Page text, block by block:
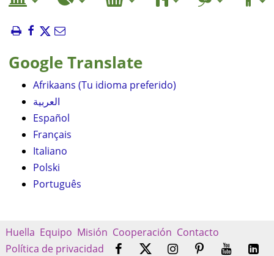
Google Translate
Afrikaans (Tu idioma preferido)
العربية
Español
Français
Italiano
Polski
Português
Huella Equipo Misión Cooperación Contacto
Política de privacidad